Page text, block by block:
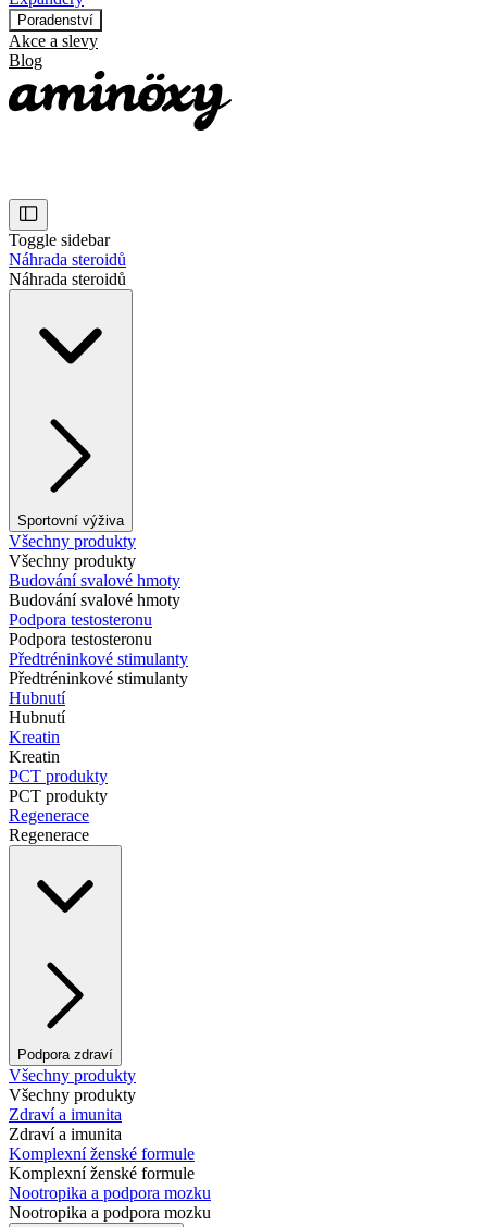
Poradenství
Akce a slevy
Blog
Toggle sidebar
Náhrada steroidů
Náhrada steroidů
Sportovní výživa
Všechny produkty
Všechny produkty
Budování svalové hmoty
Budování svalové hmoty
Podpora testosteronu
Podpora testosteronu
Předtréninkové stimulanty
Předtréninkové stimulanty
Hubnutí
Hubnutí
Kreatin
Kreatin
PCT produkty
PCT produkty
Regenerace
Regenerace
Podpora zdraví
Všechny produkty
Všechny produkty
Zdraví a imunita
Zdraví a imunita
Komplexní ženské formule
Komplexní ženské formule
Nootropika a podpora mozku
Nootropika a podpora mozku